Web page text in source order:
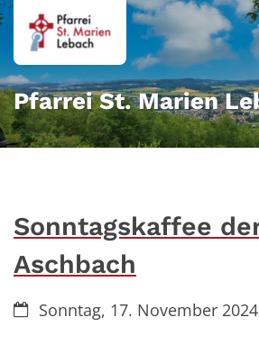
Zum Inhalt springen
Pfarrei St. Marien
Sonntagskaffee
Aschbach
Datum:Sonntag, 17. November 2024